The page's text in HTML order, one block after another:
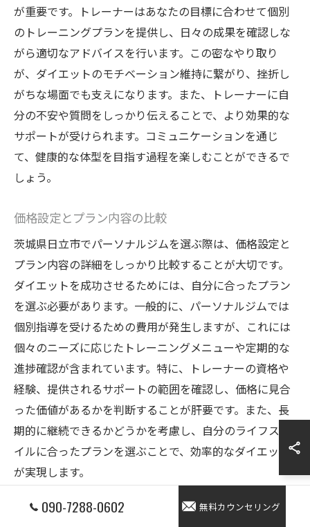
が重要です。トレーナーはあなたの目標に合わせて個別
のトレーニングプランを提供し、日々の成果を確認しな
がら適切なアドバイスを行います。この密なやり取り
が、ダイエットのモチベーション維持に繋がり、挫折し
がちな場面でも支えになります。また、トレーナーに自
分の不安や質問をしっかり伝えることで、より効果的な
サポートが受けられます。コミュニケーションを通じ
て、健康的な体型を目指す過程を楽しむことができるで
しょう。
価格設定とプラン内容の比較
茨城県日立市でパーソナルジムを選ぶ際は、価格設定と
プラン内容の詳細をしっかり比較することが大切です。
ダイエットを成功させるためには、自分に合ったプラン
を選ぶ必要があります。一般的に、パーソナルジムでは
個別指導を受けるための費用が発生しますが、これには
個々のニーズに応じたトレーニングメニューや定期的な
進捗確認が含まれています。特に、トレーナーの資格や
経験、提供されるサポートの範囲を確認し、価格に見合
った価値があるかを判断することが肝要です。また、長
期的に継続できるかどうかを考慮し、自分のライフスタ
イルに合ったプランを選ぶことで、効率的なダイエット
が実現します。
フィードバックとサポート体制の確認
090-7288-0602 無料カウンセリング